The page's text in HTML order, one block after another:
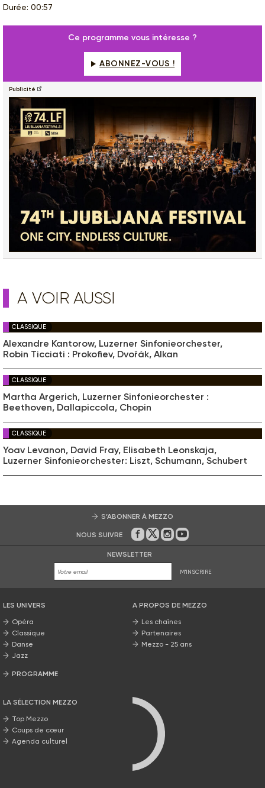
Durée: 00:57
Ce programme vous intéresse ?
ABONNEZ-VOUS !
Publicité
A VOIR AUSSI
CLASSIQUE
Alexandre Kantorow, Luzerner Sinfonieorchester,
Robin Ticciati : Prokofiev, Dvořák, Alkan
CLASSIQUE
Martha Argerich, Luzerner Sinfonieorchester :
Beethoven, Dallapiccola, Chopin
CLASSIQUE
Yoav Levanon, David Fray, Elisabeth Leonskaja,
Luzerner Sinfonieorchester: Liszt, Schumann, Schubert
S’ABONNER À MEZZO
NOUS SUIVRE Sur Facebook
Sur Twitter
Sur Instagram
Sur Youtube
NEWSLETTER
M'INSCRIRE
LES UNIVERS
Opéra
Classique
Danse
Jazz
PROGRAMME
LA SÉLECTION MEZZO
Top Mezzo
Coups de cœur
Agenda culturel
A PROPOS DE MEZZO
Les chaînes
Partenaires
Mezzo - 25 ans